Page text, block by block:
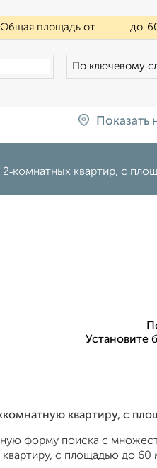
Общая площадь от до
По ключевому
Показать
2‑комнатных квартир, c
Установите
квартиру, c
форму поиска с
c площадью до 60